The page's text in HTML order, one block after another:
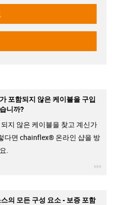
포함되지 않은 케이블을 구입
니까?
지 않은 케이블을 찾고 계신가
다면 chainflex® 온라인 샵을 방
.
의 모든 구성 요소 - 보증 포함